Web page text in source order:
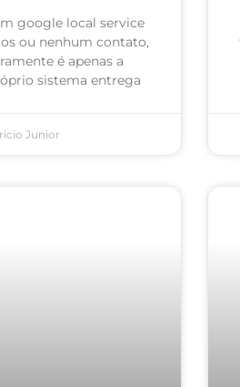
google local service
ou nenhum contato,
é apenas a
sistema entrega
Junior